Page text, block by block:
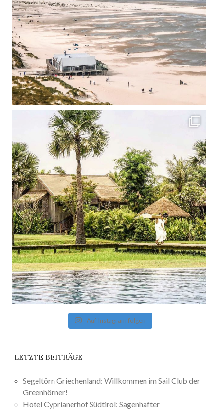
Auf Instagram folgen
LETZTE BEITRÄGE
Segeltörn Griechenland: Willkommen im Sail Club der
Greenhörner!
Hotel Cyprianerhof Südtirol: Sagenhafter